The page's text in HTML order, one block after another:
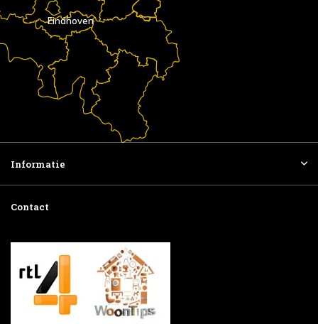
Eindhoven
Informatie
Contact